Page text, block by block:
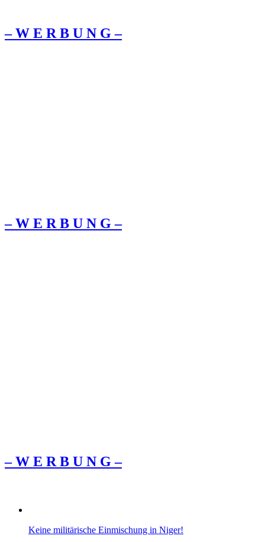
– W Ε R Β U Ν G –
– W Ε R Β U Ν G –
– W Ε R Β U Ν G –
Keine militärische Einmischung in Niger!